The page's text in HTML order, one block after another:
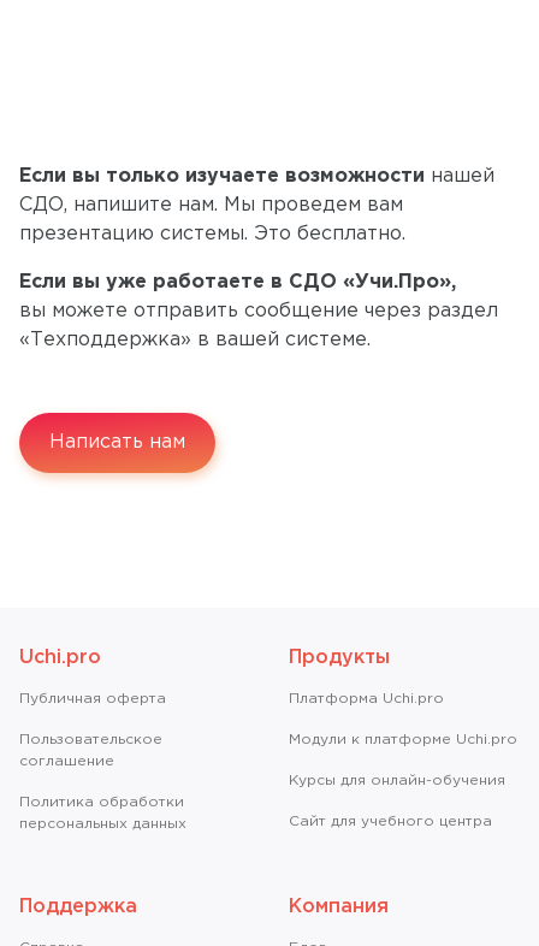
Если вы только изучаете возможности нашей
СДО, напишите нам. Мы проведем вам
презентацию системы. Это бесплатно.
Если вы уже работаете в СДО «Учи.Про»,
вы можете отправить сообщение через раздел
«Техподдержка» в вашей системе.
Написать нам
Uchi.pro
Публичная оферта
Пользовательское
соглашение
Политика обработки
персональных данных
Продукты
Платформа Uchi.pro
Модули к платформе Uchi.pro
Курсы для онлайн-обучения
Сайт для учебного центра
Поддержка Компания